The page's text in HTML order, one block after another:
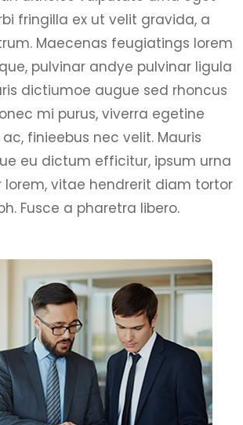
fringilla ex ut velit gravida, a
Maecenas feugiatings lorem
pulvinar andye pulvinar ligula
dictiumoe augue sed rhoncus
mi purus, viverra egetine
finieebus nec velit. Mauris
eu dictum efficitur, ipsum urna
lorem, vitae hendrerit diam tortor
Fusce a pharetra libero.